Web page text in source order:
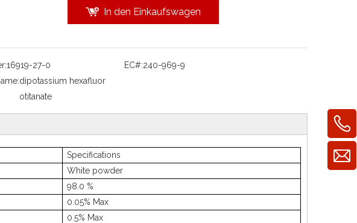
In den Einkaufswagen
16919-27-0 EC#:240-969-9
dipotassium hexafluor
otitanate
Specifications
White powder
98.0 %
0.05% Max
0.5% Max